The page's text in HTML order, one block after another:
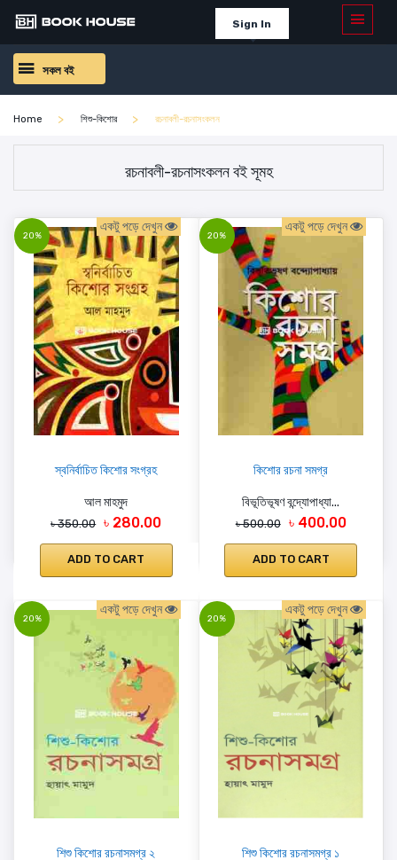
Sign In
সকল বই
Home শিশু-কিশোর রচনাবলী-রচনাসংকলন
রচনাবলী-রচনাসংকলন বই সূমহ
20%
একটু পড়ে দেখুন
স্বনির্বাচিত কিশোর সংগ্রহ
আল মাহমুদ
৳ 350.00 ৳ 280.00
ADD TO CART
20%
একটু পড়ে দেখুন
কিশোর রচনা সমগ্র
বিভূতিভূষণ বন্দ্যোপাধ্যা...
৳ 500.00 ৳ 400.00
ADD TO CART
20%
একটু পড়ে দেখুন
শিশু কিশোর রচনাসমগ্র ২
20%
একটু পড়ে দেখুন
শিশু কিশোর রচনাসমগ্র ১